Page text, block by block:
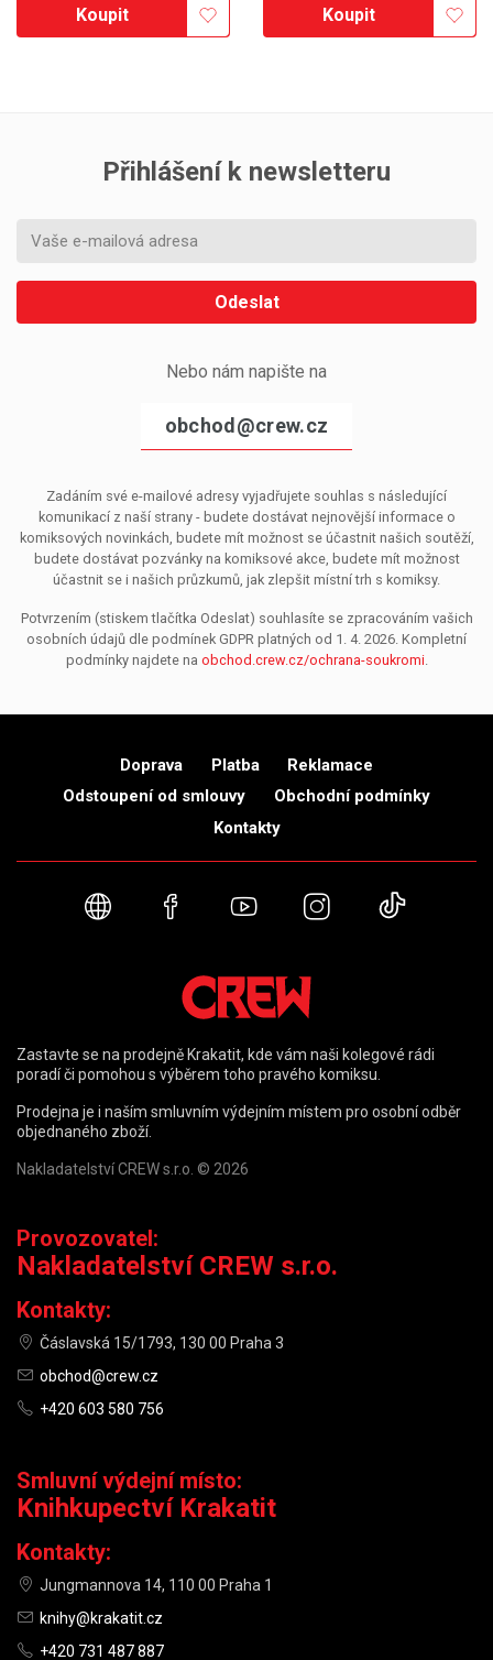
Koupit Koupit
Přihlášení k newsletteru
Odeslat
Nebo nám napište na
obchod@crew.cz
Zadáním své e-mailové adresy vyjadřujete souhlas s následující
komunikací z naší strany - budete dostávat nejnovější informace o
komiksových novinkách, budete mít možnost se účastnit našich soutěží,
budete dostávat pozvánky na komiksové akce, budete mít možnost
účastnit se i našich průzkumů, jak zlepšit místní trh s komiksy.
Potvrzením (stiskem tlačítka Odeslat) souhlasíte se zpracováním vašich
osobních údajů dle podmínek GDPR platných od 1. 4. 2026. Kompletní
podmínky najdete na obchod.crew.cz/ochrana-soukromi.
Doprava Platba
Reklamace
Odstoupení od smlouvy
Obchodní podmínky
Kontakty
Webové stránky
FacebookYouTubeInstagram
Zastavte se na prodejně Krakatit, kde vám naši kolegové rádi
poradí či pomohou s výběrem toho pravého komiksu.
Prodejna je i naším smluvním výdejním místem pro osobní odběr
objednaného zboží.
Nakladatelství CREW s.r.o. © 2026
Provozovatel:
Nakladatelství CREW s.r.o.
Kontakty:
Čáslavská 15/1793, 130 00 Praha 3
obchod@crew.cz
+420 603 580 756
Smluvní výdejní místo:
Knihkupectví Krakatit
Kontakty:
Jungmannova 14, 110 00 Praha 1
knihy@krakatit.cz
+420 731 487 887